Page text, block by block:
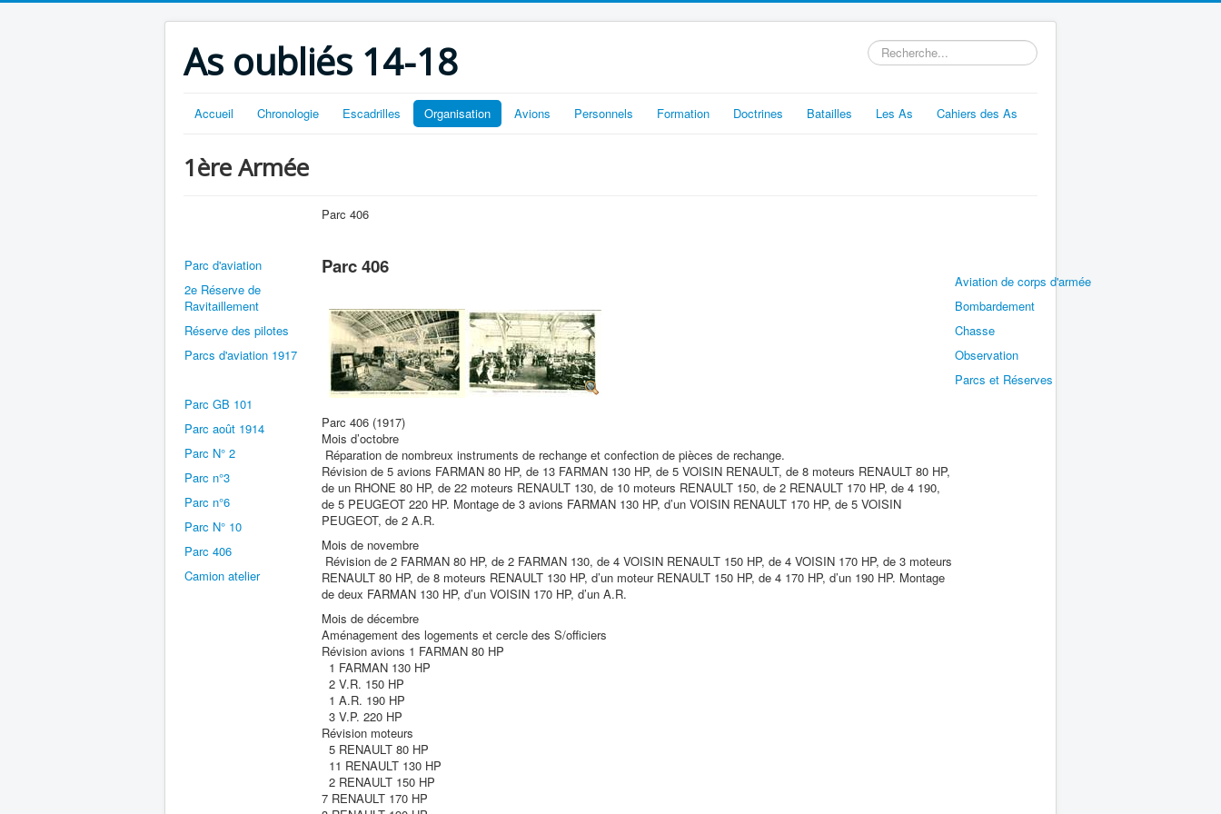
As oubliés 14-18 Rechercher
Accueil Chronologie Escadrilles Organisation Avions Personnels Formation Doctrines Batailles Les As Cahiers des As
1ère Armée
Parc 406
Parc d'aviation
2e Réserve de
Ravitaillement
Réserve des pilotes
Parcs d'aviation 1917
Parc GB 101
Parc août 1914
Parc N° 2
Parc n°3
Parc n°6
Parc N° 10
Parc 406
Camion atelier
Parc 406
Parc 406 (1917)
Mois d’octobre
Réparation de nombreux instruments de rechange et confection de pièces de rechange.
Révision de 5 avions FARMAN 80 HP, de 13 FARMAN 130 HP, de 5 VOISIN RENAULT, de 8 moteurs RENAULT 80 HP,
de un RHONE 80 HP, de 22 moteurs RENAULT 130, de 10 moteurs RENAULT 150, de 2 RENAULT 170 HP, de 4 190,
de 5 PEUGEOT 220 HP. Montage de 3 avions FARMAN 130 HP, d’un VOISIN RENAULT 170 HP, de 5 VOISIN
PEUGEOT, de 2 A.R.
Mois de novembre
Révision de 2 FARMAN 80 HP, de 2 FARMAN 130, de 4 VOISIN RENAULT 150 HP, de 4 VOISIN 170 HP, de 3 moteurs
RENAULT 80 HP, de 8 moteurs RENAULT 130 HP, d’un moteur RENAULT 150 HP, de 4 170 HP, d’un 190 HP. Montage
de deux FARMAN 130 HP, d’un VOISIN 170 HP, d’un A.R.
Mois de décembre
Aménagement des logements et cercle des S/officiers
Révision avions 1 FARMAN 80 HP
1 FARMAN 130 HP
2 V.R. 150 HP
1 A.R. 190 HP
3 V.P. 220 HP
Révision moteurs
5 RENAULT 80 HP
11 RENAULT 130 HP
2 RENAULT 150 HP
7 RENAULT 170 HP
Aviation de corps d'armée
Bombardement
Chasse
Observation
Parcs et Réserves